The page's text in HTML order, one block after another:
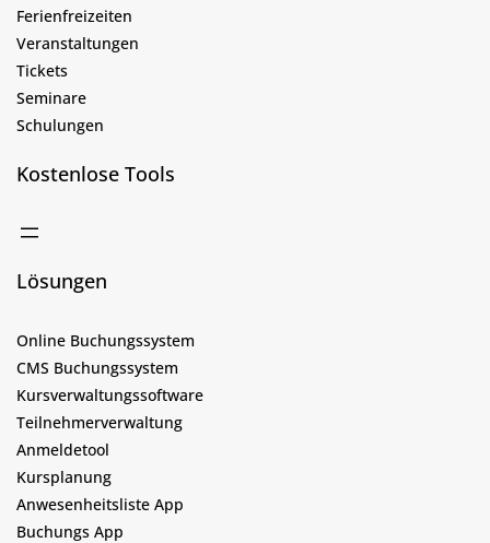
Ferienfreizeiten
Veranstaltungen
Tickets
Seminare
Schulungen
Kostenlose Tools
Lösungen
Online Buchungssystem
CMS Buchungssystem
Kursverwaltungssoftware
Teilnehmerverwaltung
Anmeldetool
Kursplanung
Anwesenheitsliste App
Buchungs App